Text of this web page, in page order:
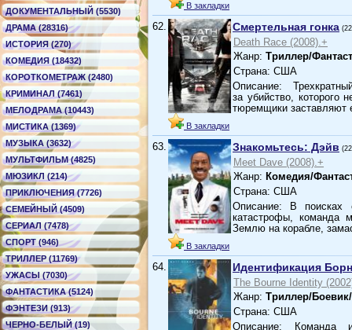
ДОКУМЕНТАЛЬНЫЙ (5530)
ДРАМА (28316)
ИСТОРИЯ (270)
КОМЕДИЯ (18432)
КОРОТКОМЕТРАЖ (2480)
КРИМИНАЛ (7461)
МЕЛОДРАМА (10443)
МИСТИКА (1369)
МУЗЫКА (3632)
МУЛЬТФИЛЬМ (4825)
МЮЗИКЛ (214)
ПРИКЛЮЧЕНИЯ (7726)
СЕМЕЙНЫЙ (4509)
СЕРИАЛ (7478)
СПОРТ (946)
ТРИЛЛЕР (11769)
УЖАСЫ (7030)
ФАНТАСТИКА (5124)
ФЭНТЕЗИ (913)
ЧЕРНО-БЕЛЫЙ (19)
В закладки
62.
В закладки
Смертельная гонка
Death Race (2008).+
Жанр: Триллер/
Страна: США
Описание:
за убийство, которого
тюремщики заставляют
63.
В закладки
Знакомьтесь: Дэйв
Meet Dave (2008).+
Жанр: Комедия/
Страна: США
Описание: В поисках
катастрофы, команда
Землю на корабле,
64. Идентификация
The Bourne Identity
Жанр: Триллер/
Страна: США
Описание: Команда